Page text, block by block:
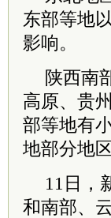
东部等地
影响。
陕西南
高原、贵
部等地有
地部分地
11日，
和南部、